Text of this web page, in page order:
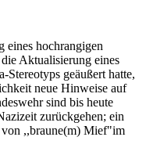
eines hochrangigen
Aktualisierung eines
Stereotyps geäußert hatte,
neue Hinweise auf
sind bis heute
zurückgehen; ein
von ,,braune(m) Mief"im